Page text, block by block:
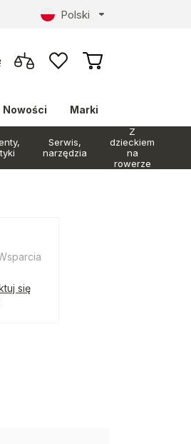
Polski
Nowości Marki
Serwis,
narzędzia
Z
dzieckiem
na
rowerze
się